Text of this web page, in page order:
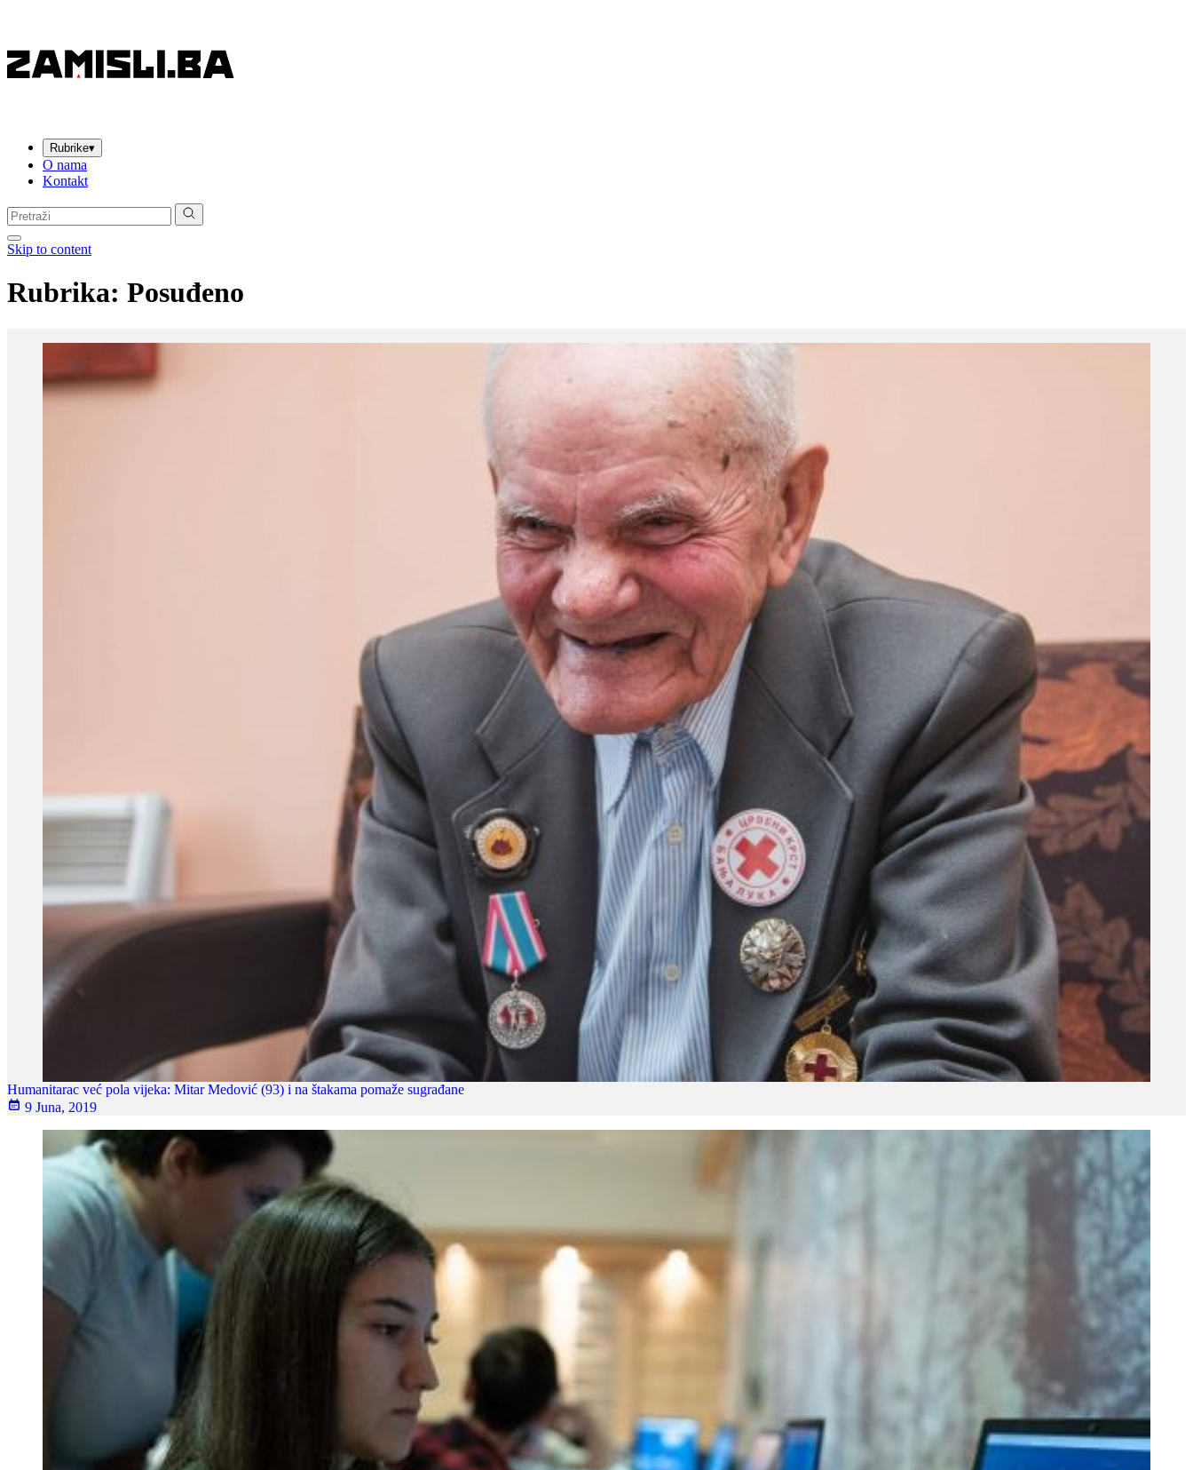
Rubrike▾
O nama
Kontakt
Pretraga:
Skip to content
Rubrika: Posuđeno
Humanitarac već pola vijeka: Mitar Medović (93) i na štakama pomaže sugrađane
9 Juna, 2019